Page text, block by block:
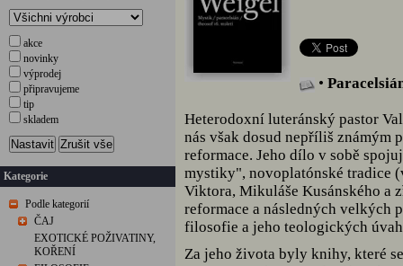
akce
novinky
výprodej
připravujeme
tip
skladem
Nastavit Zrušit vše
Kategorie
Podle kategorií
ČAJ
EXOTICKÉ POŽIVATINY,
KOŘENÍ
•
Heterodoxní luteránský pastor
nás však dosud nepříliš známým
reformace. Jeho dílo v sobě
mystiky", novoplatónské tradice
Viktora, Mikuláše Kusánského a
reformace a následných velkých
filosofie a jeho teologických
Za jeho života byly knihy, které